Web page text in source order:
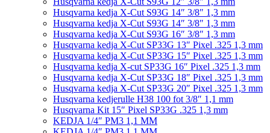
Husqvarna kedja X-Cut S93G 14″ 3/8″ 1,3 mm
Husqvarna kedja X-Cut S93G 14″ 3/8″ 1,3 mm
Husqvarna kedja X-Cut S93G 16″ 3/8″ 1,3 mm
Husqvarna kedja X-Cut SP33G 13″ Pixel .325 1,3 mm
Husqvarna kedja X-Cut SP33G 15″ Pixel .325 1,3 mm
Husqvarna kedja X-cut SP33G 16″ Pixel .325 1,3 mm
Husqvarna kedja X-Cut SP33G 18″ Pixel .325 1,3 mm
Husqvarna kedja X-Cut SP33G 20″ Pixel .325 1,3 mm
Husqvarna kedjerulle H38 100 fot 3/8″ 1,1 mm
Husqvarna Kit 15″ Pixel SP33G .325 1,3 mm
KEDJA 1/4″ PM3 1,1 MM